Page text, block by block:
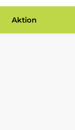
Aktion